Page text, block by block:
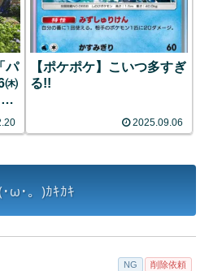
パ
㈭
【ポケポケ】こいつ多すぎ
る!!
2025.09.06
･ω･。)ｶｷｶｷ
NG 削除依頼